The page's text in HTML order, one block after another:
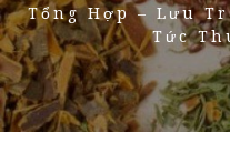
Tổng Hợp – Lưu
Tức